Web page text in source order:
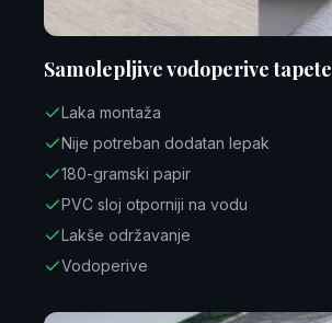
Samolepljive vodoperive tapete
Laka montaža
Nije potreban dodatan lepak
180-gramski papir
PVC sloj otporniji na vodu
Lakše održavanje
Vodoperive